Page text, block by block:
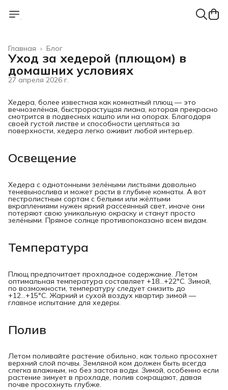
Блог
Главная ›
Уход за хедерой (плющом) в
домашних условиях
27 апреля 2026 г.
Хедера, более известная как комнатный плющ — это
вечнозелёная, быстрорастущая лиана, которая прекрасно
смотрится в подвесных кашпо или на опорах. Благодаря
своей густой листве и способности цепляться за
поверхности, хедера легко оживит любой интерьер.
Освещение
Хедера с однотонными зелёными листьями довольно
теневынослива и может расти в глубине комнаты. А вот
пестролистным сортам с белыми или жёлтыми
вкраплениями нужен яркий рассеянный свет, иначе они
потеряют свою уникальную окраску и станут просто
зелёными. Прямое солнце противопоказано всем видам.
Температура
Плющ предпочитает прохладное содержание. Летом
оптимальная температура составляет +18...+22°C. Зимой,
по возможности, температуру следует снизить до
+12...+15°C. Жаркий и сухой воздух квартир зимой —
главное испытание для хедеры.
Полив
Летом поливайте растение обильно, как только просохнет
верхний слой почвы. Земляной ком должен быть всегда
слегка влажным, но без застоя воды. Зимой, особенно если
растение зимует в прохладе, полив сокращают, давая
почве просохнуть глубже.